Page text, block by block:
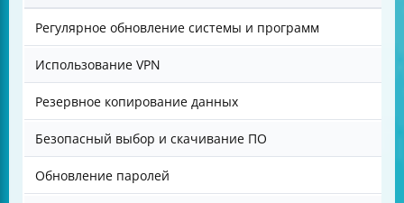
Регулярное обновление системы и программ
Использование VPN
Резервное копирование данных
Безопасный выбор и скачивание ПО
Обновление паролей